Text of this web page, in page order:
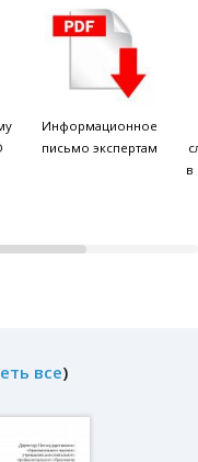
Информационное
письмо экспертам
в
все)